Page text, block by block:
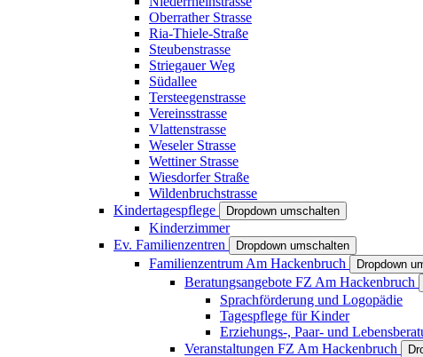
Oberrather Strasse
Ria-Thiele-Straße
Steubenstrasse
Striegauer Weg
Südallee
Tersteegenstrasse
Vereinsstrasse
Vlattenstrasse
Weseler Strasse
Wettiner Strasse
Wiesdorfer Straße
Wildenbruchstrasse
Kindertagespflege
Dropdown umschalten
Kinderzimmer
Ev. Familienzentren
Dropdown umschalten
Familienzentrum Am Hackenbruch Dropdown
Beratungsangebote FZ Am Hackenbruch
Sprachförderung und Logopädie
Tagespflege für Kinder
Erziehungs-, Paar- und
Veranstaltungen FZ Am Hackenbruch